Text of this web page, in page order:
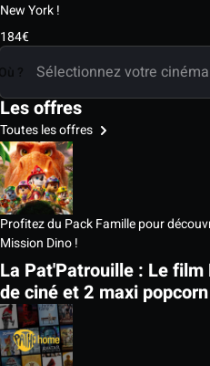
New York !
184€
?
Les offres
Toutes les offres
Profitez du Pack Famille pour
Mission Dino !
La Pat'Patrouille : Le
de ciné et 2 maxi